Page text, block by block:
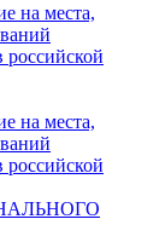
на места,
российской
на места,
российской